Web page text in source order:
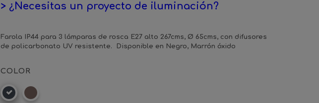
> ¿Necesitas un proyecto de iluminación?
Farola IP44 para 3 lámparas de rosca E27 alto 267cms, Ø 65cms, con difusores
de policarbonato UV resistente. Disponible en Negro, Marrón óxido
COLOR
NegroMarrón